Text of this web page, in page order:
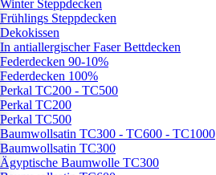
Winter Steppdecken
Frühlings Steppdecken
Dekokissen
In antiallergischer Faser Bettdecken
Federdecken 90-10%
Federdecken 100%
Perkal TC200 - TC500
Perkal TC200
Perkal TC500
Baumwollsatin TC300 - TC600 - TC1000
Baumwollsatin TC300
Ägyptische Baumwolle TC300